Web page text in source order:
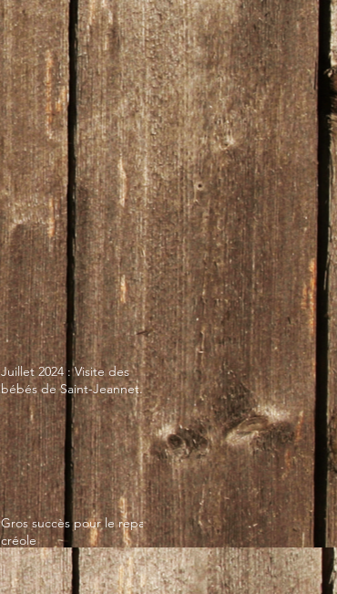
Juillet 2024 : Visite des
bébés de Saint-Jeannet...
Gros succès pour le repas
créole